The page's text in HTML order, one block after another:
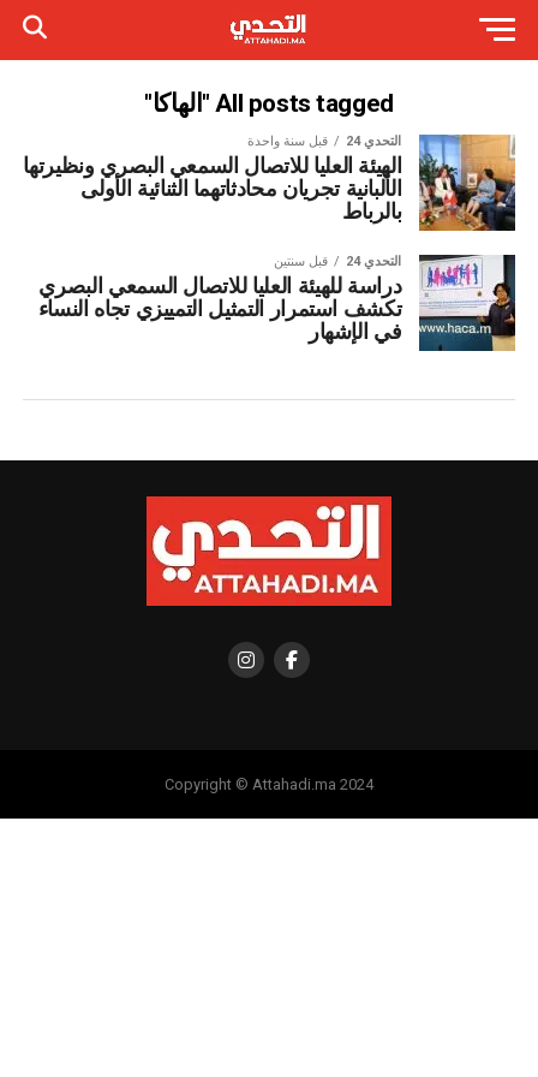
All posts tagged "الهاكا"
التحدي 24 قبل سنة واحدة
الهيئة العليا للاتصال السمعي البصري ونظيرتها
الألبانية تجريان محادثاتهما الثنائية الأولى
بالرباط
التحدي 24 قبل سنتين
دراسة للهيئة العليا للاتصال السمعي البصري
تكشف استمرار التمثيل التمييزي تجاه النساء
في الإشهار
Copyright © Attahadi.ma 2024